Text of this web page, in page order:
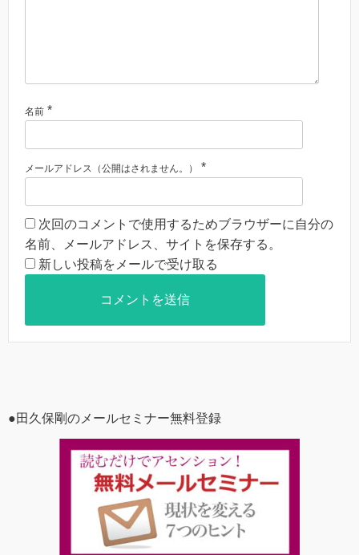
名前 *
メールアドレス（公開はされません。） *
次回のコメントで使用するためブラウザーに自分の
名前、メールアドレス、サイトを保存する。
新しい投稿をメールで受け取る
●田久保剛のメールセミナー無料登録